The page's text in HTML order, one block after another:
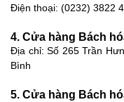
Điện thoại: (0232) 3822
4. Cửa hàng Bách
Địa chỉ: Số 265 Trần
Bình
5. Cửa hàng Bách